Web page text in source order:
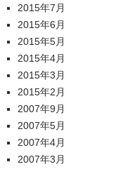
2015年7月
2015年6月
2015年5月
2015年4月
2015年3月
2015年2月
2007年9月
2007年5月
2007年4月
2007年3月